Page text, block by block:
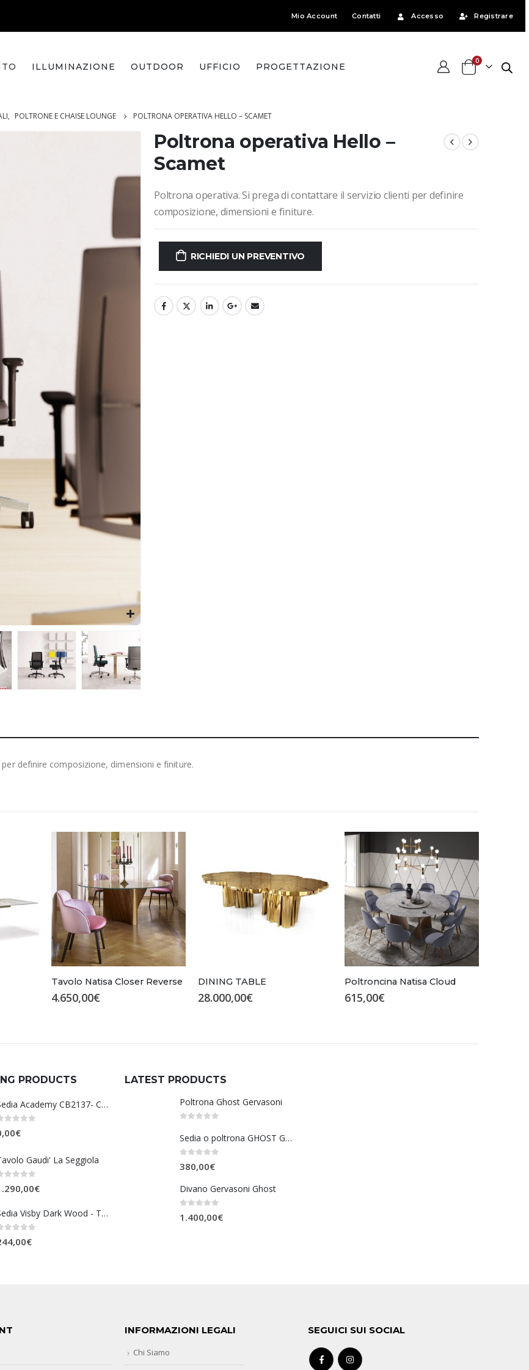
Mio Account Contatti Accesso Registrare
ILLUMINAZIONE OUTDOOR UFFICIO PROGETTAZIONE
0
, POLTRONE E CHAISE LOUNGE POLTRONA OPERATIVA HELLO – SCAMET
Poltrona operativa Hello –
Scamet
Poltrona operativa. Si prega di contattare il servizio clienti per definire
composizione, dimensioni e finiture.
RICHIEDI UN PREVENTIVO
definire composizione, dimensioni e finiture.
Tavolo Natisa Closer Reverse
4.650,00€
DINING TABLE
28.000,00€
Poltroncina Natisa Cloud
615,00€
PRODUCTS
Sedia Academy CB2137- Connubia
€
Gaudi' La Seggiola
€
Sedia Visby Dark Wood - Tomasucci
€
LATEST PRODUCTS
Poltrona Ghost Gervasoni
Sedia o poltrona GHOST Gervasoni
380,00€
Divano Gervasoni Ghost
1.400,00€
INFORMAZIONI LEGALI
Chi Siamo
SEGUICI SUI SOCIAL